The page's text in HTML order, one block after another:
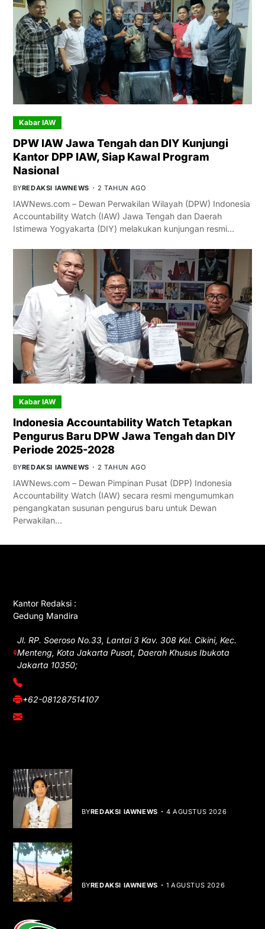
Kabar IAW
DPW IAW Jawa Tengah dan DIY Kunjungi
Kantor DPP IAW, Siap Kawal Program
Nasional
BYREDAKSI IAWNEWS 2 TAHUN AGO
IAWNews.com – Dewan Perwakilan Wilayah (DPW) Indonesia
Accountability Watch (IAW) Jawa Tengah dan Daerah
Istimewa Yogyakarta (DIY) melakukan kunjungan resmi…
Kabar IAW
Indonesia Accountability Watch Tetapkan
Pengurus Baru DPW Jawa Tengah dan DIY
Periode 2025-2028
BYREDAKSI IAWNEWS 2 TAHUN AGO
IAWNews.com – Dewan Pimpinan Pusat (DPP) Indonesia
Accountability Watch (IAW) secara resmi mengumumkan
pengangkatan susunan pengurus baru untuk Dewan
Perwakilan…
Kantor Redaksi :
Gedung Mandira
Jl. RP. Soeroso No.33, Lantai 3 Kav. 308 Kel. Cikini, Kec.
Menteng, Kota Jakarta Pusat, Daerah Khusus Ibukota
Jakarta 10350;
(021) 3908026
+62-081287514107
adm@iawnews.com
BYREDAKSI IAWNEWS 4 AGUSTUS 2026
BYREDAKSI IAWNEWS 1 AGUSTUS 2026